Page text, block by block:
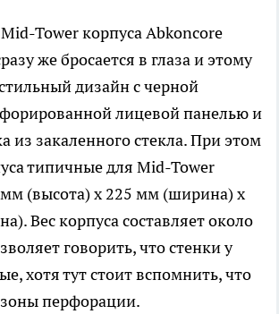
Tower корпуса Abkoncore
же бросается в глаза и этому
дизайн с черной
лицевой панелью и
из закаленного стекла. При этом
типичные для Mid-Tower
(высота) х 225 мм (ширина) х
Вес корпуса составляет около
говорить, что стенки у
хотя тут стоит вспомнить, что
перфорации.